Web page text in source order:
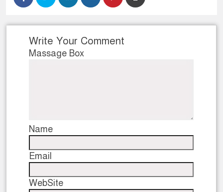
Write Your Comment
Massage Box
Name
Email
WebSite